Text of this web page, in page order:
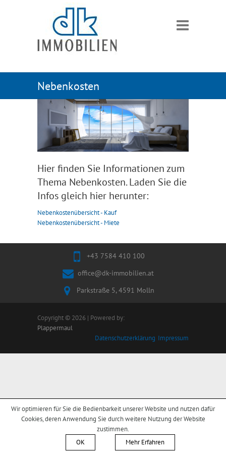
Nebenkosten
Hier finden Sie Informationen zum
Thema Nebenkosten. Laden Sie die
Infos gleich hier herunter:
Nebenkostenübersicht - Kauf
Nebenkostenübersicht - Miete
+43 7584 410 100
office@dk-immobilien.at
Parkstraße 5, 4591 Molln
Copyright © 2026 | Powered by:
Plappermaul
Impressum
Datenschutzerklärung
Wir optimieren für Sie die Bedienbarkeit unserer Website und nutzen dafür
Cookies, deren Anwendung Sie durch weitere Nutzung der Website
zustimmen.
OK
Mehr Erfahren